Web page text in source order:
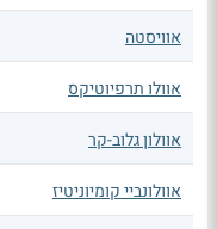
אוויסטה
אוולו תרפיוטיקס
אוולון גלוב-קר
אוולונביי קומיוניטיז